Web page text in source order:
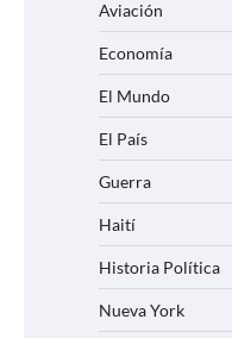
Aviación
Economía
El Mundo
El País
Guerra
Haití
Historia Política
Nueva York